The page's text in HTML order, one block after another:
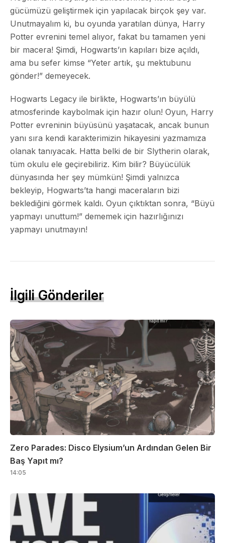
gücümüzü geliştirmek için yapılacak birçok şey var.
Unutmayalım ki, bu oyunda yaratılan dünya, Harry
Potter evrenini temel alıyor, fakat bu tamamen yeni
bir macera! Şimdi, Hogwarts’ın kapıları bize açıldı,
ama bu sefer kimse “Yeter artık, şu mektubunu
gönder!” demeyecek.
Hogwarts Legacy ile birlikte, Hogwarts’ın büyülü
atmosferinde kaybolmak için hazır olun! Oyun, Harry
Potter evreninin büyüsünü yaşatacak, ancak bunun
yanı sıra kendi karakterimizin hikayesini yazmamıza
olanak tanıyacak. Hatta belki de bir Slytherin olarak,
tüm okulu ele geçirebiliriz. Kim bilir? Büyücülük
dünyasında her şey mümkün! Şimdi yalnızca
bekleyip, Hogwarts’ta hangi maceraların bizi
beklediğini görmek kaldı. Oyun çıktıktan sonra, “Büyü
yapmayı unuttum!” dememek için hazırlığınızı
yapmayı unutmayın!
İlgili Gönderiler
Zero Parades: Disco Elysium’un Ardından Gelen Bir
Baş Yapıt mı?
14:05